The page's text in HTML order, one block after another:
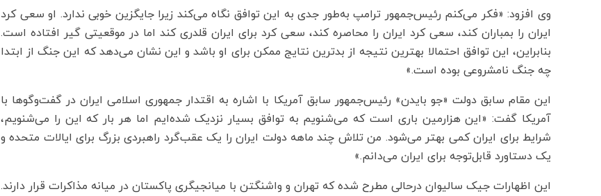
وی افزود: «فکر می‌کنم رئیس‌جمهور ترامپ به‌طور جدی به این توافق نگاه می‌کند زیرا جایگزین خوبی ندارد. او سعی کرد
ایران را بمباران کند، سعی کرد ایران را محاصره کند، سعی کرد برای ایران قلدری کند اما در موقعیتی گیر افتاده است.
بنابراین، این توافق احتمالا بهترین نتیجه از بدترین نتایج ممکن برای او باشد و این نشان می‌دهد که این جنگ از ابتدا
چه جنگ نامشروعی بوده است.»
این مقام سابق دولت «جو بایدن» رئیس‌جمهور سابق آمریکا با اشاره به اقتدار جمهوری اسلامی ایران در گفت‌وگوها با
آمریکا گفت: «این هزارمین باری است که می‌شنویم به توافق بسیار نزدیک شده‌ایم اما هر بار که این را می‌شنویم،
شرایط برای ایران کمی بهتر می‌شود. من تلاش چند ماهه دولت ایران را یک عقب‌گرد راهبردی بزرگ برای ایالات متحده و
یک دستاورد قابل‌توجه برای ایران می‌دانم.»
این اظهارات جیک سالیوان درحالی مطرح شده که تهران و واشنگتن با میانجیگری پاکستان در میانه مذاکرات قرار دارند.